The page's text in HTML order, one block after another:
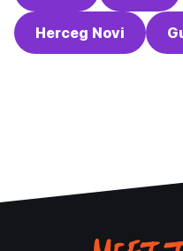
Herceg Novi